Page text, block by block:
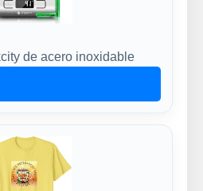
de acero inoxidable